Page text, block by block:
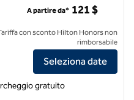
Suites by Hilton Hammond
A partire da* 121 $
con sconto Hilton Honors non
rimborsabile
Seleziona date
gratuito